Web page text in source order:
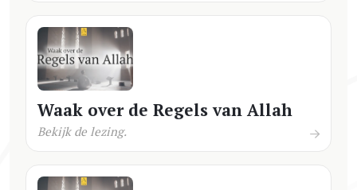
Waak over de Regels van Allah
Bekijk de lezing.